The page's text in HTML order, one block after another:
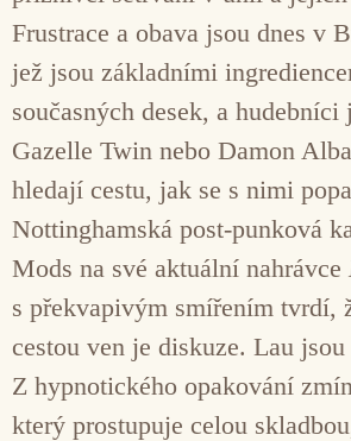
Frustrace a obava jsou dnes v
jež jsou základními
současných desek, a hudebníci
Gazelle Twin nebo Damon
hledají cestu, jak se s nimi
Nottinghamská post-punková
Mods na své aktuální nahrávce
s překvapivým smířením tvrdí,
cestou ven je diskuze. Lau
Z hypnotického opakování
který prostupuje celou